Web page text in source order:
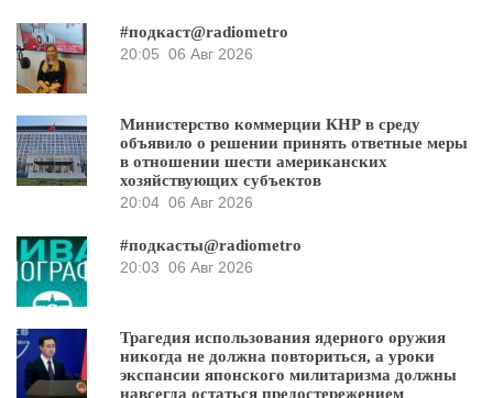
#подкаст@radiometro
20:05 06 Авг 2026
Министерство коммерции КНР в среду
объявило о решении принять ответные меры
в отношении шести американских
хозяйствующих субъектов
20:04 06 Авг 2026
#подкасты@radiometro
20:03 06 Авг 2026
Трагедия использования ядерного оружия
никогда не должна повториться, а уроки
экспансии японского милитаризма должны
навсегда остаться предостережением